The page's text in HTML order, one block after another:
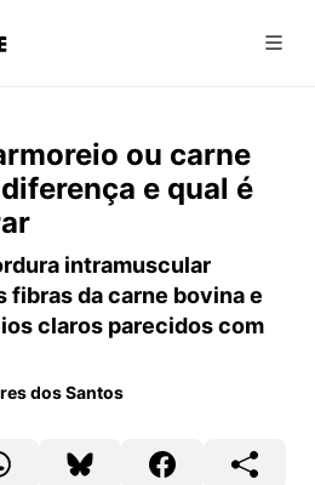
ou carne
e qual é
intramuscular
fibras da carne bovina e
claros parecidos com
dos Santos